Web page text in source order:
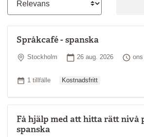
Språkcafé - spanska
Plats
Stockholm Startdatum
26 aug. 2026 Tid
Antal tillfällen
1 tillfälle Kostnadsfritt
Få hjälp med att hitta rätt nivå
spanska